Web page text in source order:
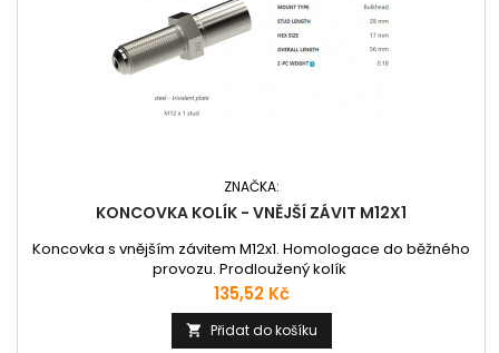
ZNAČKA:
KONCOVKA KOLÍK - VNĚJŠÍ ZÁVIT M12X1
Koncovka s vnějším závitem M12x1. Homologace do běžného
provozu. Prodloužený kolík
Cena
135,52 Kč
 Přidat do košíku